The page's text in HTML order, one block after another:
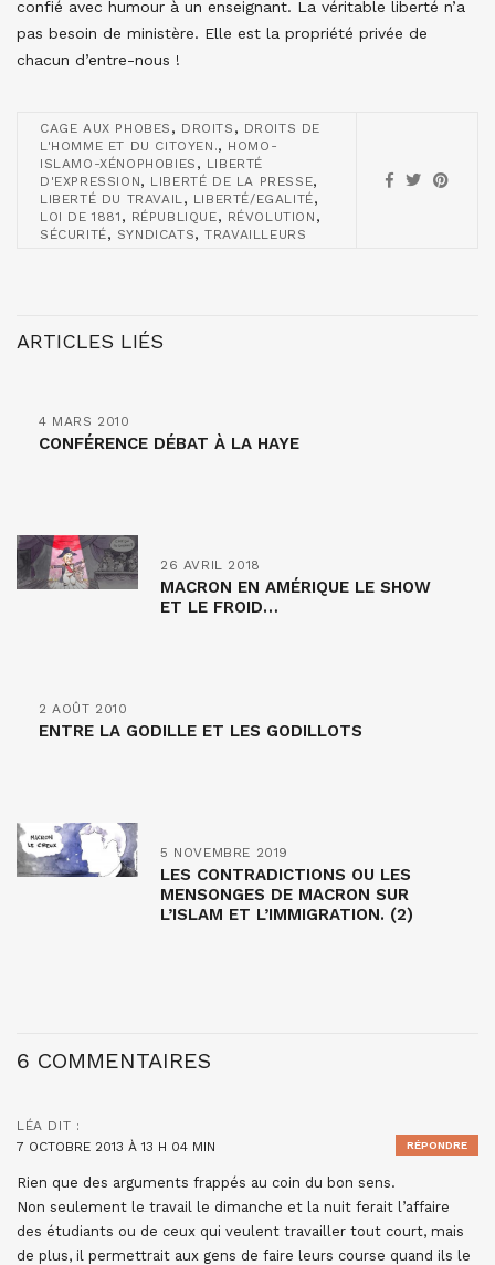
confié avec humour à un enseignant. La véritable liberté n’a
pas besoin de ministère. Elle est la propriété privée de
chacun d’entre-nous !
CAGE AUX PHOBES , DROITS , DROITS DE
L'HOMME ET DU CITOYEN., HOMO-
ISLAMO-XÉNOPHOBIES , LIBERTÉ
D'EXPRESSION, LIBERTÉ DE LA PRESSE,
LIBERTÉ DU TRAVAIL , LIBERTÉ/EGALITÉ,
LOI DE 1881 , RÉPUBLIQUE, RÉVOLUTION ,
SÉCURITÉ, SYNDICATS,TRAVAILLEURS
ARTICLES LIÉS
4 MARS 2010
CONFÉRENCE DÉBAT À LA HAYE
26 AVRIL 2018
MACRON EN AMÉRIQUE LE SHOW
ET LE FROID…
2 AOÛT 2010
ENTRE LA GODILLE ET LES GODILLOTS
5 NOVEMBRE 2019
LES CONTRADICTIONS OU LES
MENSONGES DE MACRON SUR
L’ISLAM ET L’IMMIGRATION. (2)
6 COMMENTAIRES
LÉA DIT :
7 OCTOBRE 2013 À 13 H 04 MIN
Rien que des arguments frappés au coin du bon sens.
Non seulement le travail le dimanche et la nuit ferait l’affaire
des étudiants ou de ceux qui veulent travailler tout court, mais
de plus, il permettrait aux gens de faire leurs course quand ils le
RÉPONDRE